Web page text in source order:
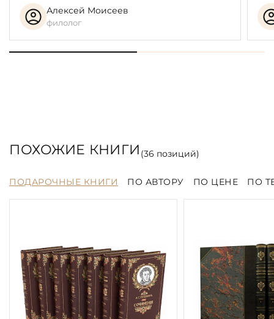
Алексей Моисеев
филолог
ПОХОЖИЕ КНИГИ (36 позиций)
ПОДАРОЧНЫЕ КНИГИ ПО АВТОРУ ПО ЦЕНЕ ПО